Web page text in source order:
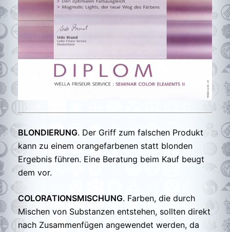
BLONDIERUNG. Der Griff zum falschen Produkt
kann zu einem orangefarbenen statt blonden
Ergebnis führen. Eine Beratung beim Kauf beugt
dem vor.
COLORATIONSMISCHUNG. Farben, die durch
Mischen von Substanzen entstehen, sollten direkt
nach Zusammenfügen angewendet werden, da